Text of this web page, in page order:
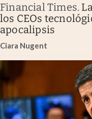
Financial Times.
los CEOs
apocalipsis
Ciara Nugent